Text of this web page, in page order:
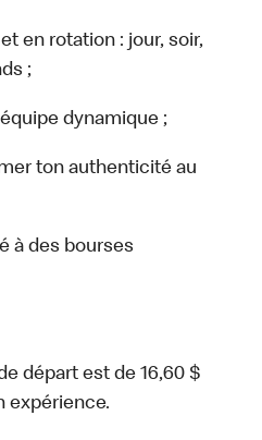
en rotation : jour, soir,
;
dynamique ;
ton authenticité au
des bourses
départ est de 16,60 $
expérience.